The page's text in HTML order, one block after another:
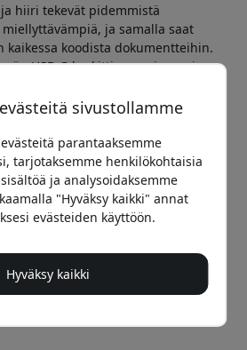
hiiri tekevät pidemmistä
ja samalla saat
kaikessa koodista dokumentteihin.
USB-C-keskittimen, sinun ei
näytön ja lisävarusteiden välillä –
GaN-laturit tekevät suuren
kevyempiä ja tarpeeksi tehokkaita
Kun yhdistät ne
pöytämattoon, saat paitsi
myös kokonaisuuden, joka tuntuu
käyttää.
MacBook Neo on hyvä alku, mutta
tekevät siitä oikean
sivustollamme
parantaaksemme
tarjotaksemme henkilökohtaisia
ja analysoidaksemme
"Hyväksy kaikki" annat
evästeiden käyttöön.
Hyväksy kaikki